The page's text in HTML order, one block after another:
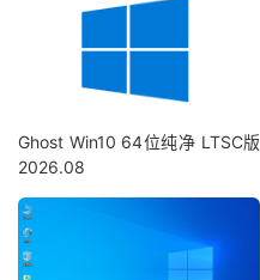
Ghost Win10 64位纯净 LTSC版
2026.08